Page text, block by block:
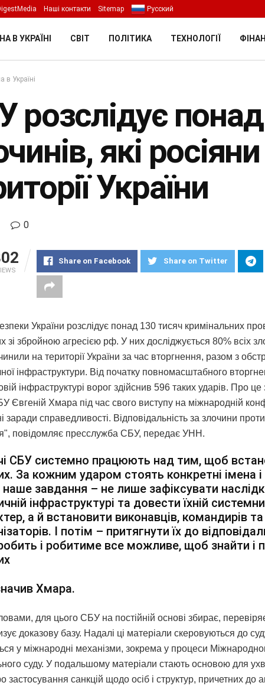
Наші контакти Sitemap Русский
В УКРАЇНІ СВІТ ПОЛІТИКА ТЕХНОЛОГІЇ
в Україні
розслідує понад
які
України
0
Share on Facebook Share on Twitter
України розслідує понад 130 тисяч кримінальних
зі збройною агресією рф. У них досліджується 80% всіх
на території України за час вторгнення, разом з
інфраструктури. Від початку повномасштабного
інфраструктурі ворог здійснив 596 таких ударів. Про це
Євгеній Хмара під час свого виступу на міжнародній
заради справедливості. Відповідальність за злочини
повідомляє пресслужба СБУ, передає УНН.
СБУ системно працюють над тим, щоб
За кожним ударом стоять конкретні імена і
завдання – не лише зафіксувати
інфраструктурі та довести їхній
а й встановити виконавців, командирів та
І потім – притягнути їх до
і робитиме все можливе, щоб знайти і
Хмара.
для цього СБУ на постійній основі збирає,
доказову базу. Надалі ці матеріали скеровуються до
у міжнародні механізми, зокрема у процеси
суду. У подальшому матеріали стають основою для
застосування санкцій щодо осіб і структур, причетних до